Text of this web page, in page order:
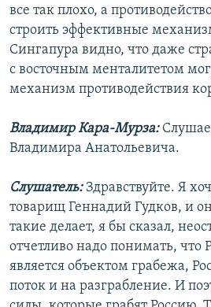
все так плохо, а
строить эффективные
Сингапура видно, что даже
с восточным менталитетом
механизм противодействия
Владимир Кара-Мурза:
Владимира Анатольевича.
Слушатель:Здравствуйте. Я
товарищ Геннадий Гудков, и
такие делает, я бы сказал,
отчетливо надо понимать, что
является объектом грабежа,
поток и на разграбление. И